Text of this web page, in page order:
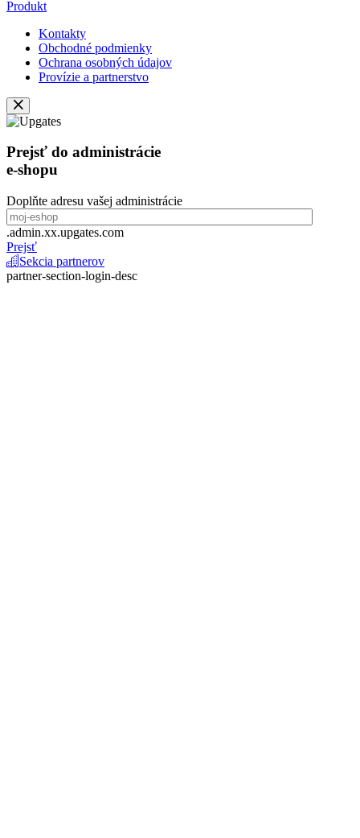
Produkt
Kontakty
Obchodné podmienky
Ochrana osobných údajov
Provízie a partnerstvo
Prejsť do administrácie
e-shopu
Doplňte adresu vašej administrácie
.admin.xx.upgates.com
Prejsť
Sekcia partnerov
partner-section-login-desc